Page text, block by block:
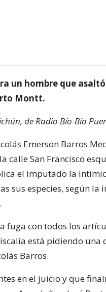
un hombre que
Montt.
de Radio Bío-Bío
Emerson Barros
calle San Francisco
el imputado la
sus especies, según la
fuga con todos los
está pidiendo una
Barros.
en el juicio y que